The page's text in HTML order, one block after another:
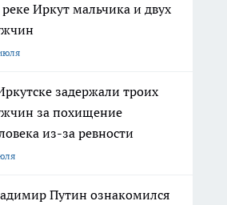
Иркут мальчика и двух
задержали троих
за похищение
из-за ревности
Путин ознакомился